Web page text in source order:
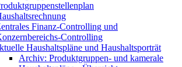
Finanz-Controlling und
Controlling
Haushaltspläne und Haushaltsporträt
Archiv: Produktgruppen- und kamerale